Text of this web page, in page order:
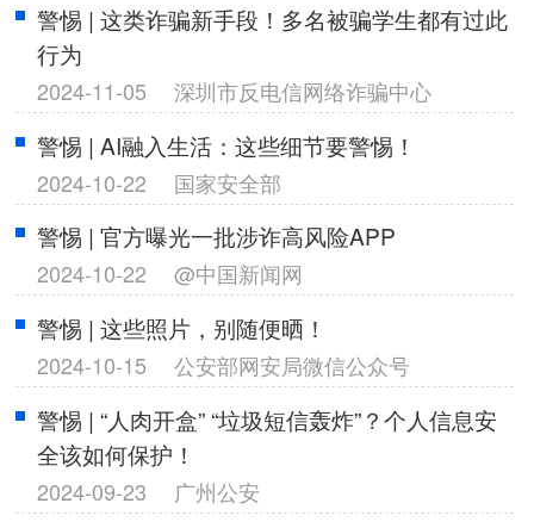
警惕 | 这类诈骗新手段！多名被骗学生都有过此
行为
2024-11-05 深圳市反电信网络诈骗中心
警惕 | AI融入生活：这些细节要警惕！
2024-10-22 国家安全部
警惕 | 官方曝光一批涉诈高风险APP
2024-10-22 @中国新闻网
警惕 | 这些照片，别随便晒！
2024-10-15 公安部网安局微信公众号
警惕 | “人肉开盒” “垃圾短信轰炸”？个人信息安
全该如何保护！
2024-09-23 广州公安